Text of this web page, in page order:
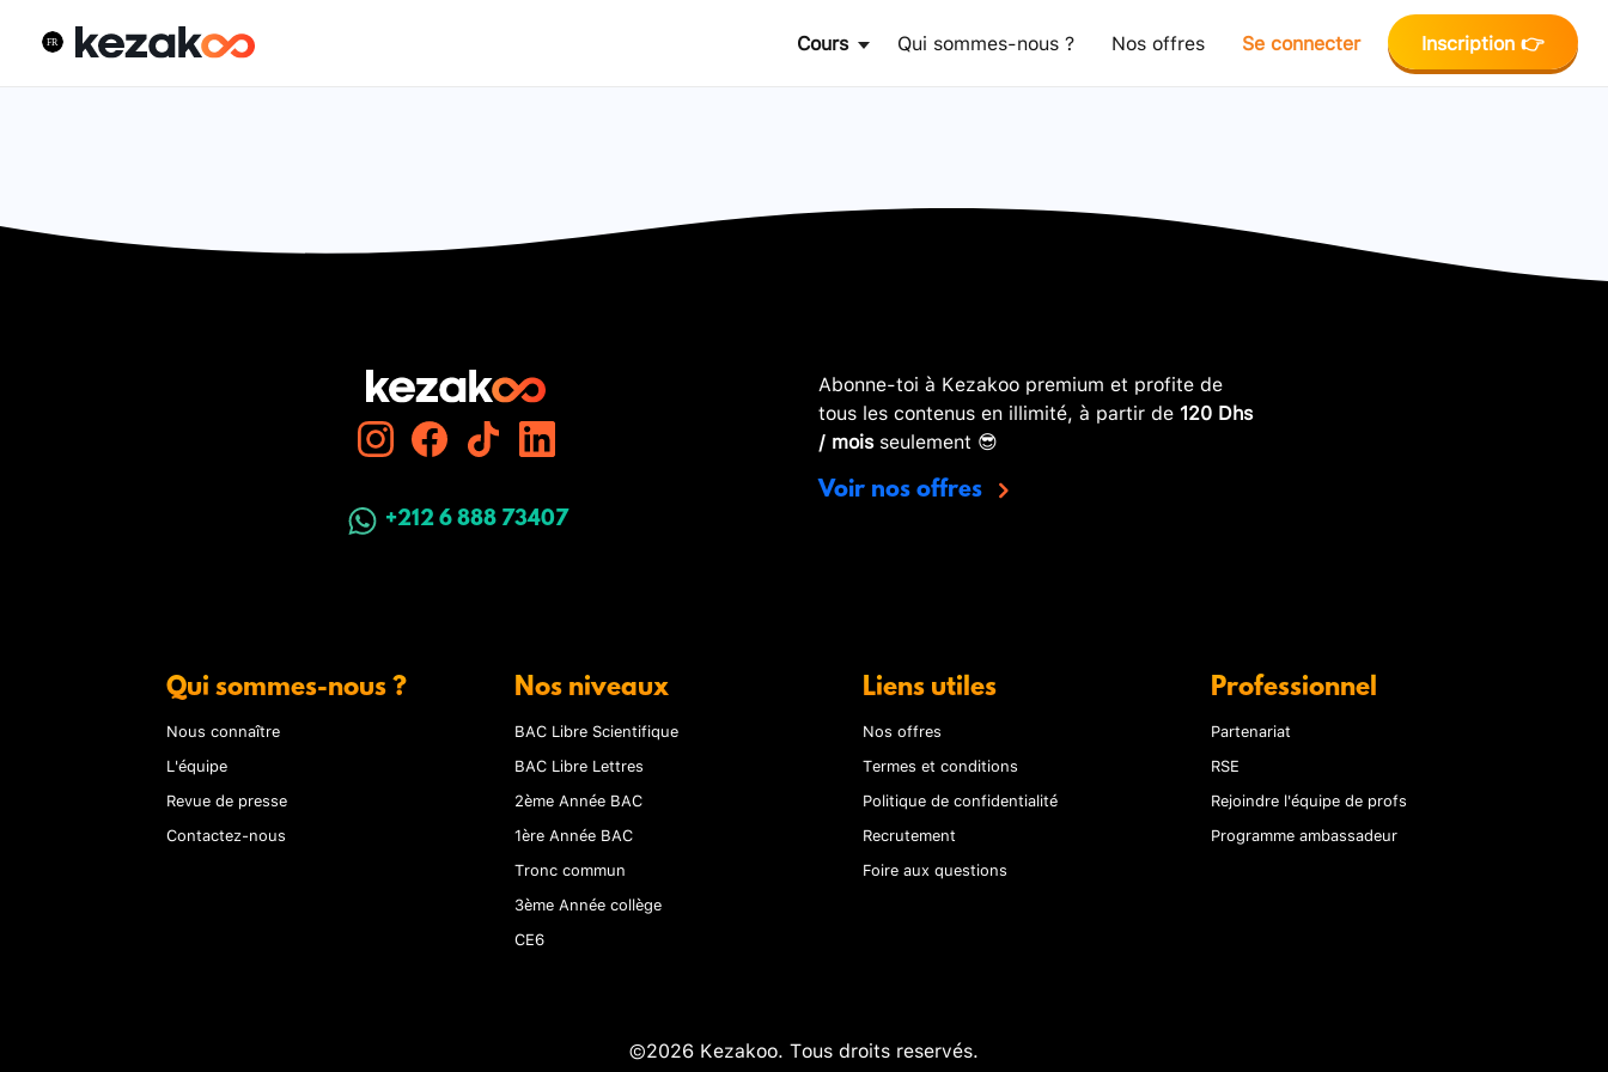
Cours Qui sommes-nous ? Nos offres Se connecter Inscription 👉
+212 6 888 73407
Abonne-toi à Kezakoo premium et profite de
tous les contenus en illimité, à partir de 120 Dhs
/ moisseulement 😎
Voir nos offres
Qui sommes-nous ?
Nous connaître
L'équipe
Revue de presse
Contactez-nous
Nos niveaux
BAC Libre Scientifique
BAC Libre Lettres
2ème Année BAC
1ère Année BAC
Tronc commun
3ème Année collège
CE6
Liens utiles
Nos offres
Termes et conditions
Politique de confidentialité
Recrutement
Foire aux questions
Professionnel
Partenariat
RSE
Rejoindre l'équipe de profs
Programme ambassadeur
©2026 Kezakoo. Tous droits reservés.